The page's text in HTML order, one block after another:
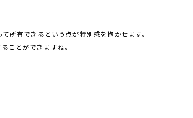
所有できるという点が特別感を抱かせます。
ことができますね。